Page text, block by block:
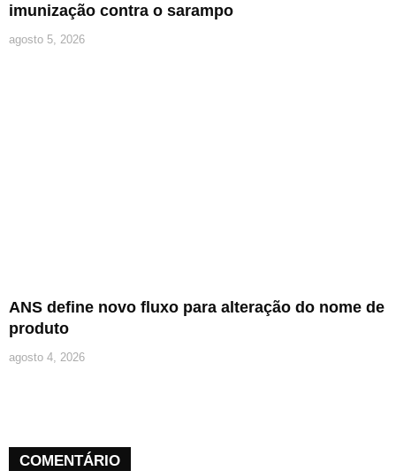
imunização contra o sarampo
agosto 5, 2026
ANS define novo fluxo para alteração do nome de
produto
agosto 4, 2026
COMENTÁRIO